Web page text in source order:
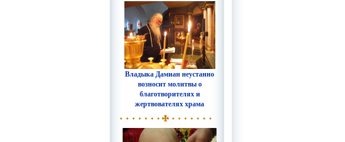
Владыка Дамиан неустанно
возносит молитвы о
благотворителях и
жертвователях храма